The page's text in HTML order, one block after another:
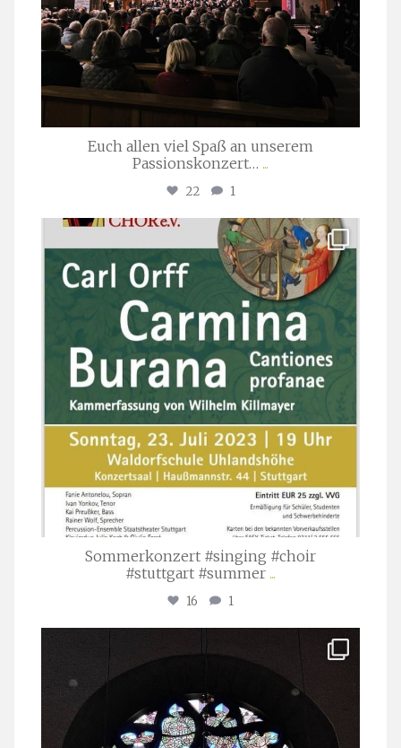
Euch allen viel Spaß an unserem
Passionskonzert… ...
22 1
stuttgarter_oratorienchor
Juli 22
Sommerkonzert #singing #choir
#stuttgart #summer ...
16 1
Apr. 1